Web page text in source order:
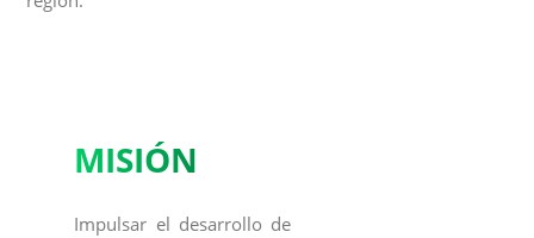
MISIÓN
Impulsar el desarrollo de